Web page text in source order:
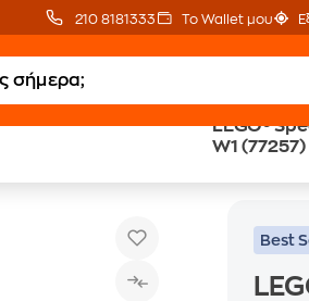
210 8181333 Το Wallet μου
LEGO®
W1 (77257)
Best